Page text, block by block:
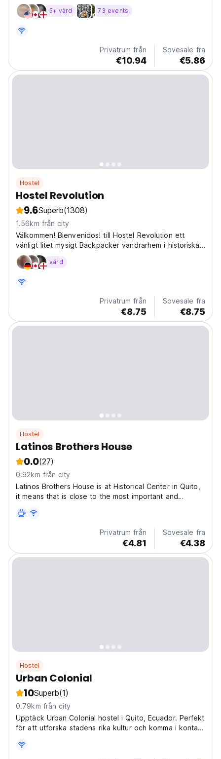
5+ värd 73 events
Privatrum från
€10.94
Sovesale fra
€5.86
Hostel
Hostel Revolution
9.6Superb(1308)
1.56km från city
Välkommen! Bienvenidos! till Hostel Revolution ett
vänligt litet mysigt Backpacker vandrarhem i historiska
Quito. Skapad för och av Backpackers
värd
Privatrum från
€8.75
Sovesale fra
€8.75
Hostel
Latinos Brothers House
0.0(27)
0.92km från city
Latinos Brothers House is at Historical Center in Quito,
it means that is close to the most important and
government palace, parks and so on. In front of the
house there is a big market where is possible...
Privatrum från
€4.81
Sovesale fra
€4.38
Hostel
Urban Colonial
10Superb(1)
0.79km från city
Upptäck Urban Colonial hostel i Quito, Ecuador. Perfekt
för att utforska stadens rika kultur och komma i kontakt
language)